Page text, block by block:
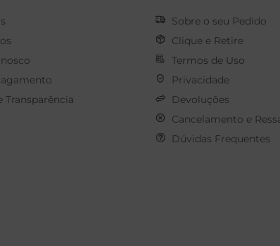
Transparência
Sobre o seu Pedido
Clique e Retire
Termos de Uso
Privacidade
Devoluções
Cancelamento e
Dúvidas Frequentes